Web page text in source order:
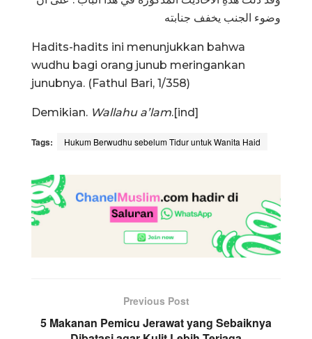
وضوء الجنب يخفف جنابته
Hadits-hadits ini menunjukkan bahwa
wudhu bagi orang junub meringankan
junubnya. (Fathul Bari, 1/358)
Demikian. Wallahu a’lam.[ind]
Tags: Hukum Berwudhu sebelum Tidur untuk Wanita Haid
Previous Post
5 Makanan Pemicu Jerawat yang Sebaiknya